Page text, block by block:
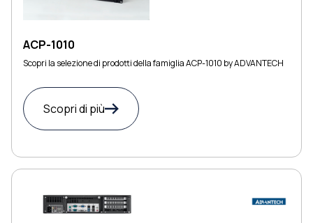
ACP-1010
Scopri la selezione di prodotti della famiglia ACP-1010 by ADVANTECH
Scopri di più